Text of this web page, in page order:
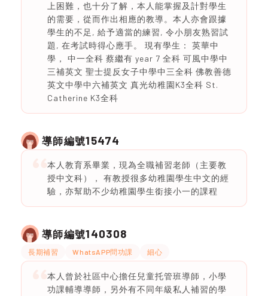
上困難，也十分了解，本人能掌握及計對學生
的需要，從而作出相應的教導。本人亦會跟據
學生的不足, 給予適當的練習, 令小朋友熟習試
題, 在考試時得心應手。 現有學生： 英華中
學， 中一全科 蔡繼有 year 7 全科 可風中學中
三補英文 聖士提反女子中學中三全科 佛教善德
英文中學中六補英文 真光幼稚園K3全科 St.
Catherine K3全科
導師編號15474
本人教育系畢業，現為全職補習老師（主要教
授中文科）， 有教授很多幼稚園學生中文的經
驗，亦幫助不少幼稚園學生銜接小一的課程
導師編號140308
長期補習 WhatsAPP問功課 細心
本人曾於社區中心擔任兒童托管班導師，小學
功課輔導導師，另外有不同年級私人補習的學